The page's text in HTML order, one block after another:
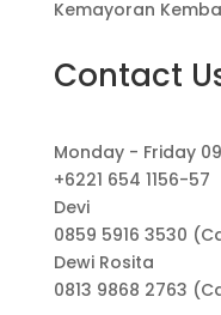
Kemayoran
Contact
Monday - Friday
+6221 654 1156-57
Devi
0859 5916 3530
Dewi Rosita
0813 9868 2763